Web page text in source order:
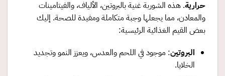
حرارية. هذه الشوربة غنية بالبروتين، الألياف، والفيتامينات
والمعادن، مما يجعلها وجبة متكاملة ومفيدة للصحة. إليك
بعض القيم الغذائية الرئيسية:
البروتين: موجود في اللحم والعدس، ويعزز النمو وتجديد
الخلايا.